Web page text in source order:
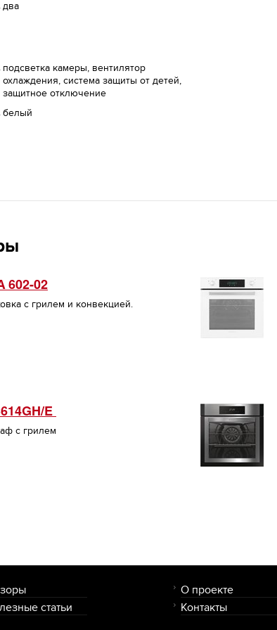
два
подсветка камеры, вентилятор
охлаждения, система защиты от детей,
защитное отключение
белый
602-02
с грилем и конвекцией.
E
с грилем
статьи
О проекте
Контакты